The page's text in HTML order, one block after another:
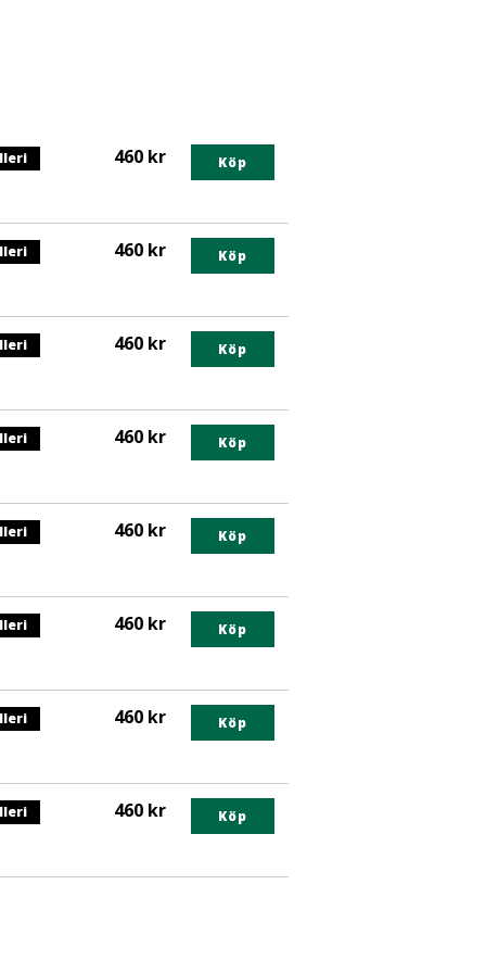
460 kr Köp
460 kr Köp
460 kr Köp
460 kr Köp
460 kr Köp
460 kr Köp
460 kr Köp
460 kr Köp